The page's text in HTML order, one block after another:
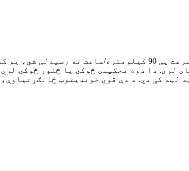
لري. دا دوه مخکینۍ څوکۍ یا څلور څوکۍ
لټه کې دي. د دې قوي خوندیتوب